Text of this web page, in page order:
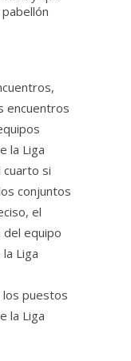
encuentros
la Liga
cuarto si
conjuntos
el
equipo
Liga
los puestos
la Liga